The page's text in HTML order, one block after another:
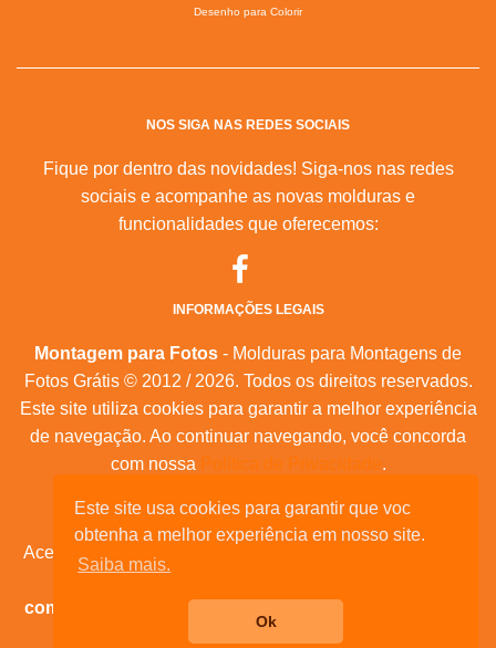
Este site usa cookies para garantir que voc
obtenha a melhor experiência em nosso site.
Saiba mais.
Ok
Desenho para Colorir
NOS SIGA NAS REDES SOCIAIS
Fique por dentro das novidades! Siga-nos nas redes
sociais e acompanhe as novas molduras e
funcionalidades que oferecemos:
INFORMAÇÕES LEGAIS
Montagem para Fotos - Molduras para Montagens de
Fotos Grátis © 2012 / 2026. Todos os direitos reservados.
Este site utiliza cookies para garantir a melhor experiência
de navegação. Ao continuar navegando, você concorda
com nossa Política de Privacidade.
Mapa do Site |Feeds RSS |Sobre Nós
Acesse nossas molduras para:
comemorativas, e muita outras datas comemorativas!